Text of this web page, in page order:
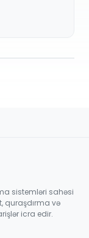
sistemləri sahəsi
quraşdırma və
icra edir.